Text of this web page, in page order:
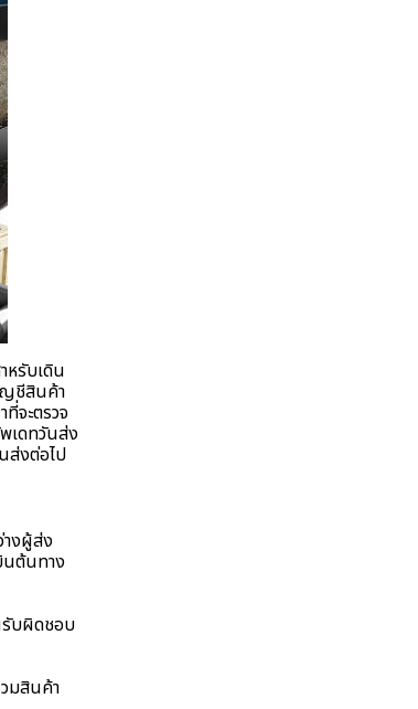
หรับเดิน
ญชีสินค้า
จะตรวจ
เดทวันส่ง
ส่งต่อไป
งผู้ส่ง
ต้นทาง
รับผิดชอบ
มสินค้า